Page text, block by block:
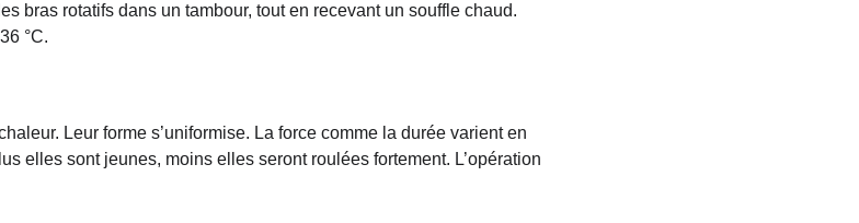
bras rotatifs dans un tambour, tout en recevant un souffle chaud.
°C.
Leur forme s’uniformise. La force comme la durée varient en
elles sont jeunes, moins elles seront roulées fortement. L’opération